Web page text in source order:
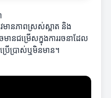
វមានភាពស្រស់ស្អាត និង
មានជម្រើសក្នុងការរចនាដែល
រើប្រាស់ឬមិនមាន។